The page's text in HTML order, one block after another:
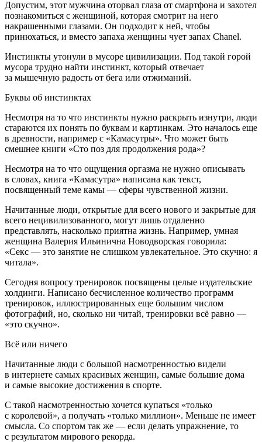
Допустим, этот мужчина оторвал глаза от смартфона и захотел
познакомиться с женщиной, которая смотрит на него
накрашенными глазами. Он подходит к ней, чтобы
принюхаться, и вместо запаха женщины чует запах Chanel.
Инстинкты утонули в мусоре цивилизации. Под такой горой
мусора трудно найти инстинкт, который отвечает
за мышечную радость от бега или отжиманий.
Буквы об инстинктах
Несмотря на то что инстинкты нужно раскрыть изнутри, люди
стараются их понять по буквам и картинкам. Это началось еще
в древности, например с «Камасутры». Что может быть
смешнее книги «Сто поз для продолжения рода»?
Несмотря на то что ощущения оргазма не нужно описывать
в словах, книга «Камасутра» написана как текст,
посвященный теме камы — сферы чувственной жизни.
Начитанные люди, открытые для всего нового и закрытые для
всего нецивилизованного, могут лишь отдаленно
представлять, насколько приятна жизнь. Например, умная
женщина Валерия Ильинична Новодворская говорила:
«Секс — это занятие не слишком увлекательное. Это скучно: я
читала».
Сегодня вопросу тренировок посвящены целые издательские
холдинги. Написано бесчисленное количество программ
тренировок, иллюстрированных еще большим числом
фотографий, но, сколько ни читай, тренировки всё равно —
«это скучно».
Всё или ничего
Начитанные люди с большой насмотренностью видели
в интернете самых красивых женщин, самые большие дома
и самые высокие достижения в спорте.
С такой насмотренностью хочется купаться «только
с королевой», а получать «только миллион». Меньше не имеет
смысла. Со спортом так же — если делать упражнение, то
с результатом мирового рекорда.